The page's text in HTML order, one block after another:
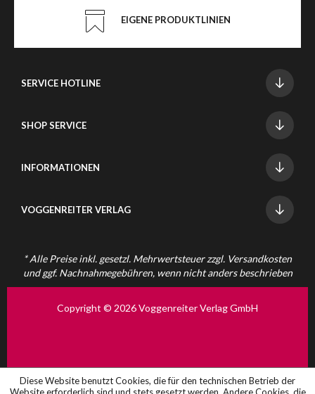
EIGENE PRODUKTLINIEN
SERVICE HOTLINE
SHOP SERVICE
INFORMATIONEN
VOGGENREITER VERLAG
* Alle Preise inkl. gesetzl. Mehrwertsteuer zzgl. Versandkosten
und ggf. Nachnahmegebühren, wenn nicht anders beschrieben
Copyright © 2026 Voggenreiter Verlag GmbH
Diese Website benutzt Cookies, die für den technischen Betrieb der